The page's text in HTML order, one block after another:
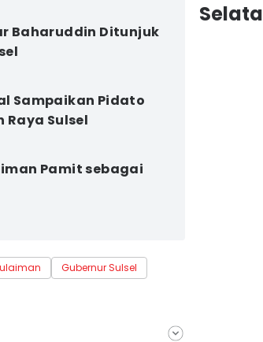
Baharuddin Ditunjuk
Sampaikan Pidato
Raya Sulsel
Pamit sebagai
Gubernur Sulsel